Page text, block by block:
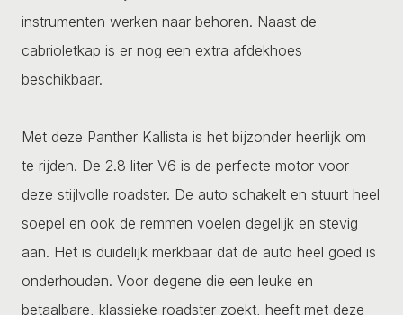
instrumenten werken naar behoren. Naast de
cabrioletkap is er nog een extra afdekhoes
beschikbaar.
Met deze Panther Kallista is het bijzonder heerlijk om
te rijden. De 2.8 liter V6 is de perfecte motor voor
deze stijlvolle roadster. De auto schakelt en stuurt heel
soepel en ook de remmen voelen degelijk en stevig
aan. Het is duidelijk merkbaar dat de auto heel goed is
onderhouden. Voor degene die een leuke en
betaalbare, klassieke roadster zoekt, heeft met deze